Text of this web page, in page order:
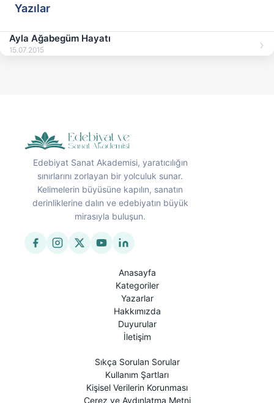
Yazılar
Ayla Ağabegüm Hayatı
15.07.2015
Edebiyat Sanat Akademisi, yaratıcılığın
sınırlarını zorlayan bir yolculuk sunar.
Kelimelerin büyüsüne kapılın, sanatın
derinliklerine dalın ve edebiyatın büyük
mirasıyla buluşun.
Anasayfa
Kategoriler
Yazarlar
Hakkımızda
Duyurular
İletişim
Sıkça Sorulan Sorular
Kullanım Şartları
Kişisel Verilerin Korunması
Çerez ve Aydınlatma Metni